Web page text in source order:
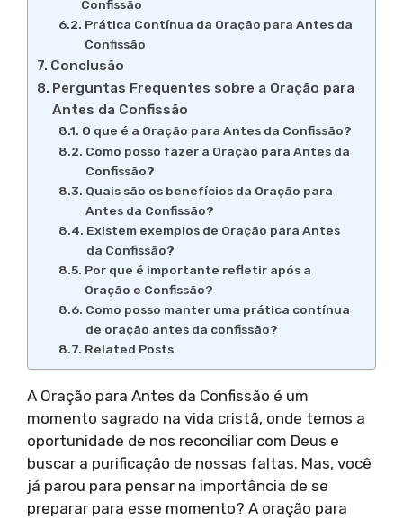
Confissão
Prática Contínua da Oração para Antes da
Confissão
Conclusão
Perguntas Frequentes sobre a Oração para
Antes da Confissão
O que é a Oração para Antes da Confissão?
Como posso fazer a Oração para Antes da
Confissão?
Quais são os benefícios da Oração para
Antes da Confissão?
Existem exemplos de Oração para Antes
da Confissão?
Por que é importante refletir após a
Oração e Confissão?
Como posso manter uma prática contínua
de oração antes da confissão?
Related Posts
A Oração para Antes da Confissão é um
momento sagrado na vida cristã, onde temos a
oportunidade de nos reconciliar com Deus e
buscar a purificação de nossas faltas. Mas, você
já parou para pensar na importância de se
preparar para esse momento? A oração para